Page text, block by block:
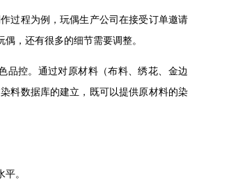
过程为例，玩偶生产公司在接受订单邀请
，还有很多的细节需要调整。
品控。通过对原材料（布料、绣花、金边
料数据库的建立，既可以提供原材料的染
。